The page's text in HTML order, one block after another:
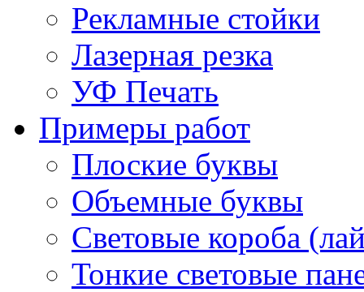
Рекламные стойки
Лазерная резка
УФ Печать
Примеры работ
Плоские буквы
Объемные буквы
Световые короба
Тонкие световые